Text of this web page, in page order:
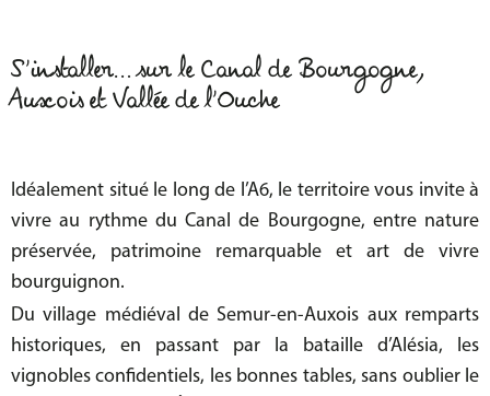
S’installer… sur le Canal de Bourgogne,
Auxois etVallée de l’Ouche
Idéalement situé le long de l’A6, le territoire vous invite à
vivre au rythme du Canal de Bourgogne, entre nature
préservée, patrimoine remarquable et art de vivre
bourguignon.
Duvillage médiéval de Semur-en-Auxois aux remparts
historiques, en passant par la bataille d’Alésia, les
vignobles confidentiels, les bonnes tables, sans oublier le